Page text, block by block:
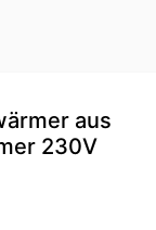
aus
230V